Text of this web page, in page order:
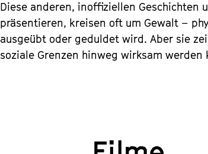
Diese anderen, inoffiziellen Geschichten
präsentieren, kreisen oft um Gewalt –
ausgeübt oder geduldet wird. Aber sie
soziale Grenzen hinweg wirksam werden